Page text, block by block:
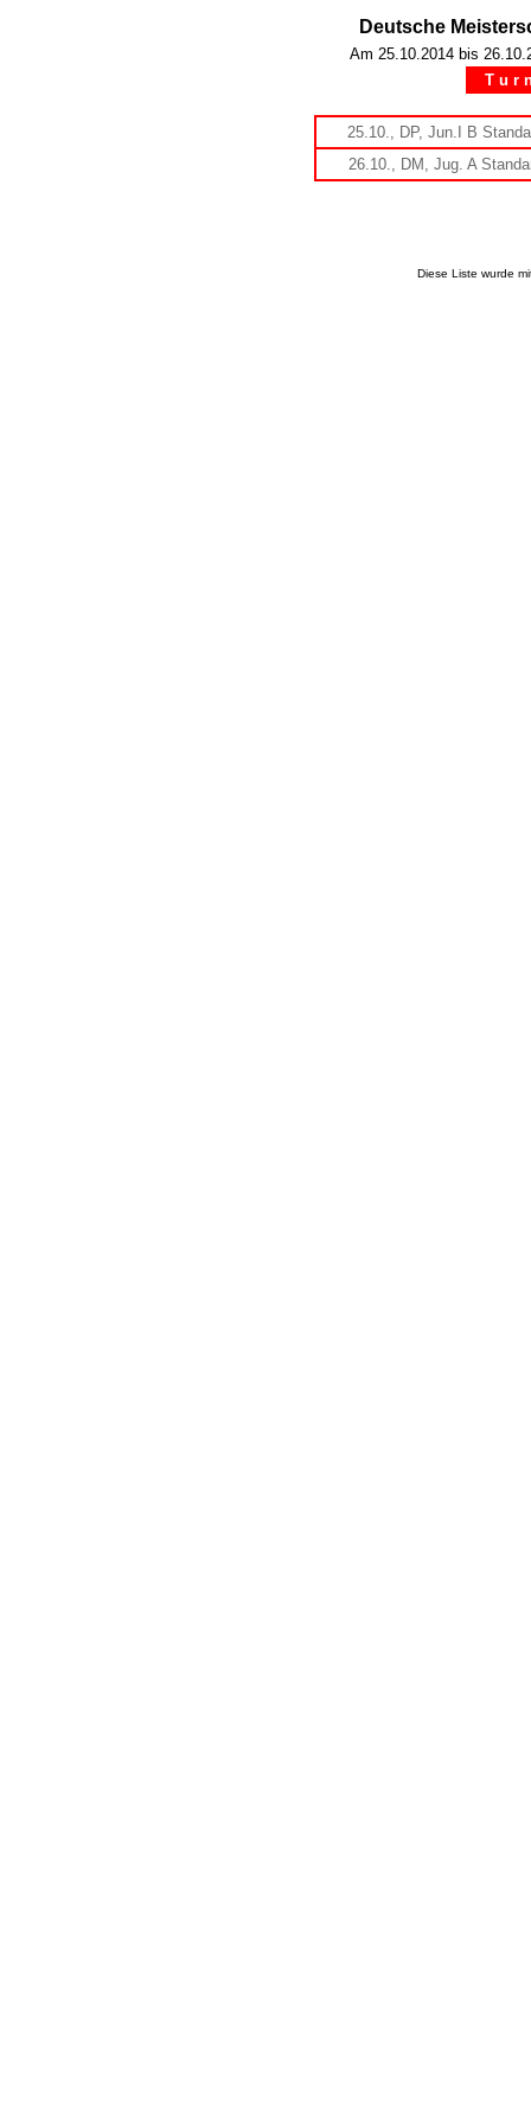
Deutsche
Am 25.10.2014 bis
T u r
25.10., DP, Jun.I B
26.10., DM, Jug. A
Diese Liste wurde